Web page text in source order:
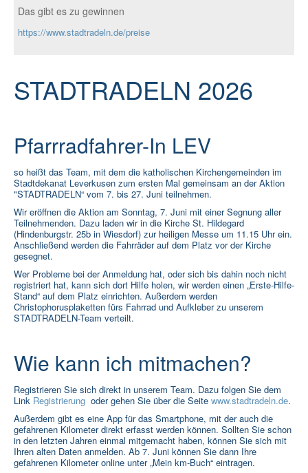
Rat und Hilfe
Termine & Infos
Das gibt es zu gewinnen
https://www.stadtradeln.de/preise
STADTRADELN 2026
Pfarrradfahrer-In LEV
so heißt das Team, mit dem die katholischen Kirchengemeinden im
Stadtdekanat Leverkusen zum ersten Mal gemeinsam an der Aktion
"STADTRADELN“ vom 7. bis 27. Juni teilnehmen.
Wir eröffnen die Aktion am Sonntag, 7. Juni mit einer Segnung aller
Teilnehmenden. Dazu laden wir in die Kirche St. Hildegard
(Hindenburgstr. 25b in Wiesdorf) zur heiligen Messe um 11.15 Uhr ein.
Anschließend werden die Fahrräder auf dem Platz vor der Kirche
gesegnet.
Wer Probleme bei der Anmeldung hat, oder sich bis dahin noch nicht
registriert hat, kann sich dort Hilfe holen, wir werden einen „Erste-Hilfe-
Stand“ auf dem Platz einrichten. Außerdem werden
Christophorusplaketten fürs Fahrrad und Aufkleber zu unserem
STADTRADELN-Team verteilt.
Wie kann ich mitmachen?
Registrieren Sie sich direkt in unserem Team. Dazu folgen Sie dem
Link Registrierung oder gehen Sie über die Seite www.stadtradeln.de.
Außerdem gibt es eine App für das Smartphone, mit der auch die
gefahrenen Kilometer direkt erfasst werden können. Sollten Sie schon
in den letzten Jahren einmal mitgemacht haben, können Sie sich mit
Ihren alten Daten anmelden. Ab 7. Juni können Sie dann Ihre
gefahrenen Kilometer online unter „Mein km-Buch“ eintragen.